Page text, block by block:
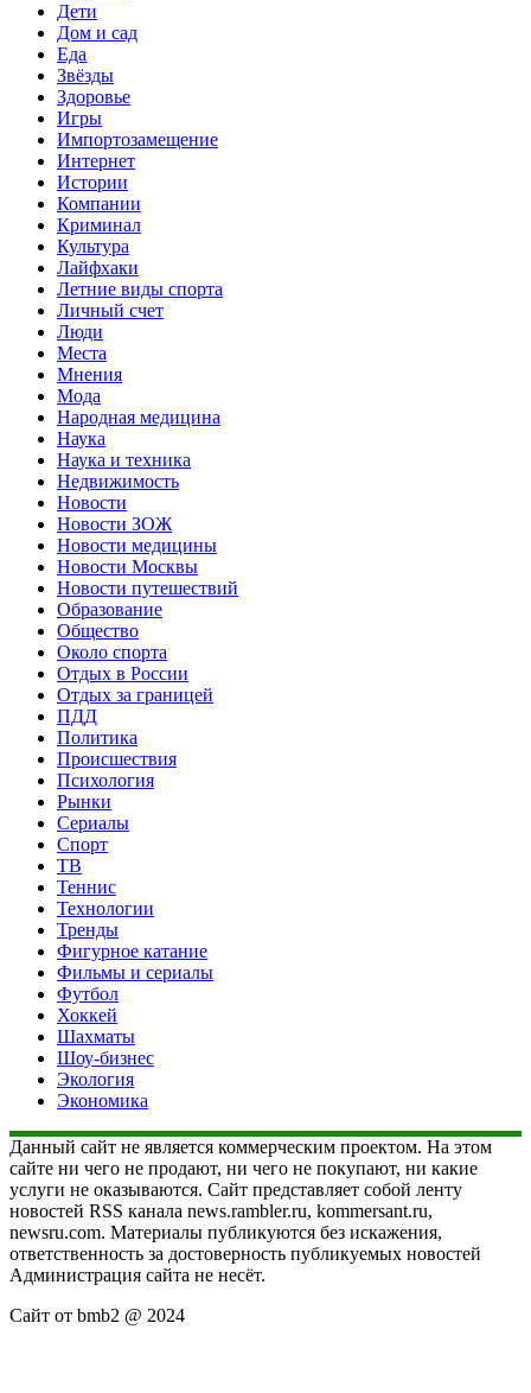
Дети
Дом и сад
Еда
Звёзды
Здоровье
Игры
Импортозамещение
Интернет
Истории
Компании
Криминал
Культура
Лайфхаки
Летние виды спорта
Личный счет
Люди
Места
Мнения
Мода
Народная медицина
Наука
Наука и техника
Недвижимость
Новости
Новости ЗОЖ
Новости медицины
Новости Москвы
Новости путешествий
Образование
Общество
Около спорта
Отдых в России
Отдых за границей
ПДД
Политика
Происшествия
Психология
Рынки
Сериалы
Спорт
ТВ
Теннис
Технологии
Тренды
Фигурное катание
Фильмы и сериалы
Футбол
Хоккей
Шахматы
Шоу-бизнес
Экология
Экономика
Данный сайт не является коммерческим проектом. На этом
сайте ни чего не продают, ни чего не покупают, ни какие
услуги не оказываются. Сайт представляет собой ленту
новостей RSS канала news.rambler.ru, kommersant.ru,
newsru.com. Материалы публикуются без искажения,
ответственность за достоверность публикуемых новостей
Администрация сайта не несёт.
Сайт от bmb2 @ 2024